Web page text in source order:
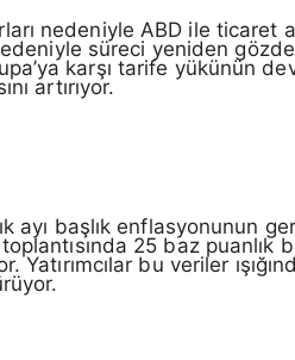
nedeniyle ABD ile
süreci yeniden
karşı tarife yükünün
artırıyor.
ayı başlık enflasyonunun
25 baz
Yatırımcılar bu veriler